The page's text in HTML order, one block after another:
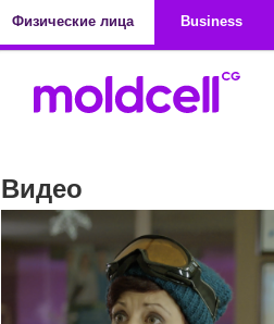
Физические лица
Business
Видео